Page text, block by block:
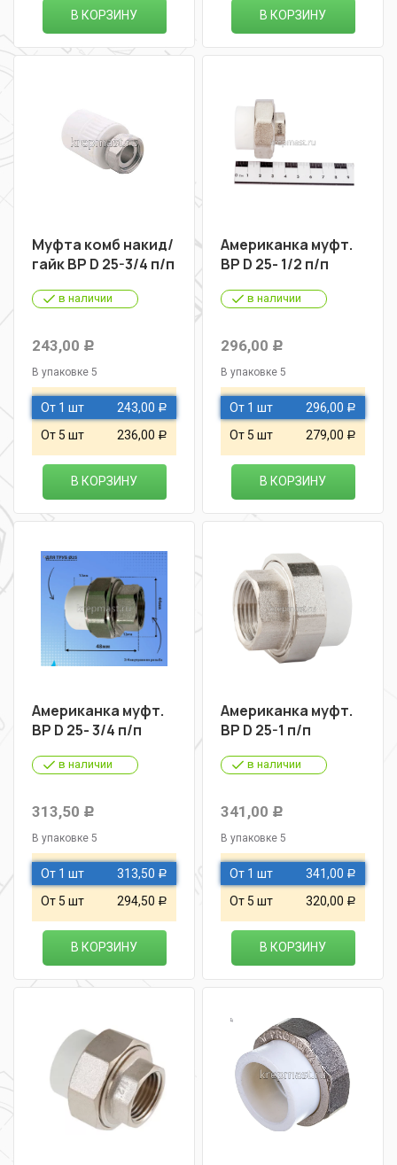
В КОРЗИНУ В КОРЗИНУ
Муфта комб накид/
гайк ВР D 25-3/4 п/п
в наличии
243,00 Р
В упаковке 5
От 1 шт 243,00 Р
От 5 шт 236,00 Р
В КОРЗИНУ
Американка муфт.
ВР D 25- 1/2 п/п
в наличии
296,00 Р
В упаковке 5
От 1 шт 296,00 Р
От 5 шт 279,00 Р
В КОРЗИНУ
Американка муфт.
ВР D 25- 3/4 п/п
в наличии
313,50 Р
В упаковке 5
От 1 шт 313,50 Р
От 5 шт 294,50 Р
В КОРЗИНУ
Американка муфт.
ВР D 25-1 п/п
в наличии
341,00 Р
В упаковке 5
От 1 шт 341,00 Р
От 5 шт 320,00 Р
В КОРЗИНУ